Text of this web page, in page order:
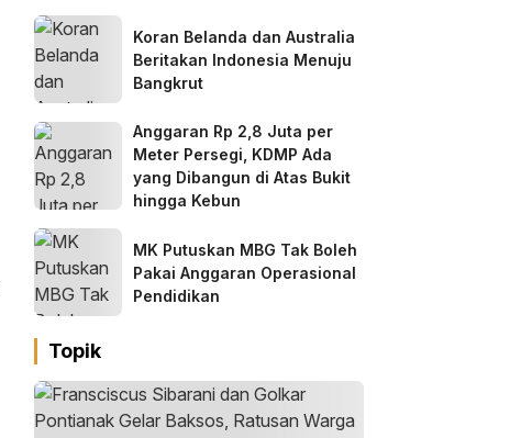
Koran Belanda dan Australia
Beritakan Indonesia Menuju
Bangkrut
Anggaran Rp 2,8 Juta per
Meter Persegi, KDMP Ada
yang Dibangun di Atas Bukit
hingga Kebun
MK Putuskan MBG Tak Boleh
Pakai Anggaran Operasional
Pendidikan
Topik